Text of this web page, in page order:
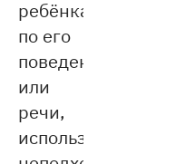
ребёнка
по его
поведению
или
речи,
используют